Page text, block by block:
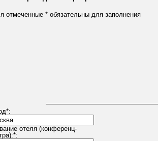
отмеченные *обязательны для заполнения
*:
отеля (конференц-
*: